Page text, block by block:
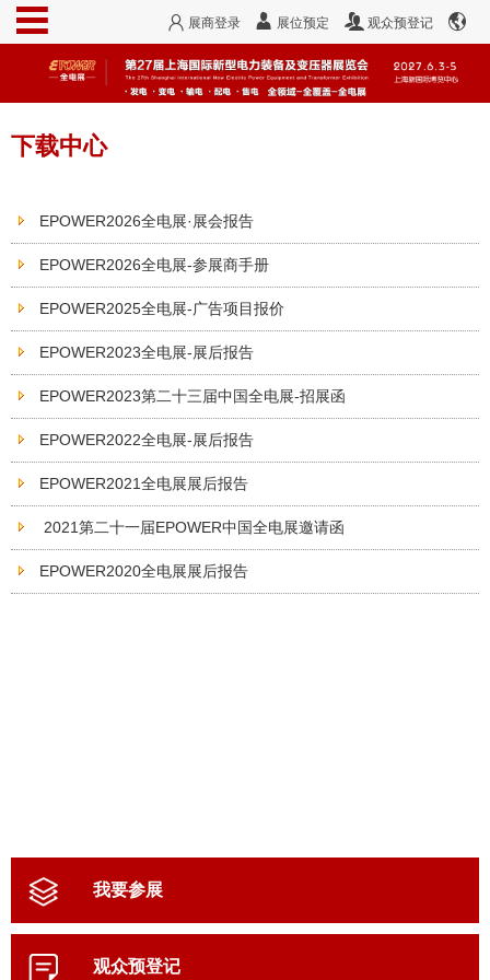
展商登录 展位预定 观众预登记
下载中心
EPOWER2026全电展·展会报告
EPOWER2026全电展-参展商手册
EPOWER2025全电展-广告项目报价
EPOWER2023全电展-展后报告
EPOWER2023第二十三届中国全电展-招展函
EPOWER2022全电展-展后报告
EPOWER2021全电展展后报告
2021第二十一届EPOWER中国全电展邀请函
EPOWER2020全电展展后报告
我要参展
观众预登记